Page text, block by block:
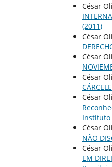
César
(2011)
César
César
César
César
Instituto
César
NÃO
César
EM